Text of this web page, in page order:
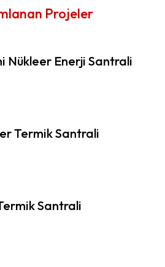
Projeler
Nükleer Enerji Santrali
Termik Santrali
Santrali